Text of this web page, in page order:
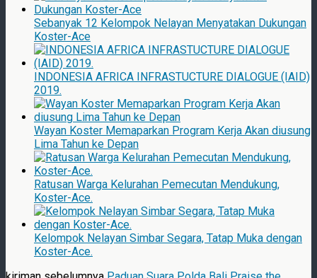
Sebanyak 12 Kelompok Nelayan Menyatakan Dukungan
Koster-Ace
INDONESIA AFRICA INFRASTUCTURE DIALOGUE (IAID)
2019.
Wayan Koster Memaparkan Program Kerja Akan diusung
Lima Tahun ke Depan
Ratusan Warga Kelurahan Pemecutan Mendukung,
Koster-Ace.
Kelompok Nelayan Simbar Segara, Tatap Muka dengan
Koster-Ace.